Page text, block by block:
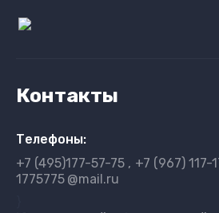
Контакты
Телефоны:
+7 (495)177-57-75
+7 (967) 117-
1775775 @mail.ru